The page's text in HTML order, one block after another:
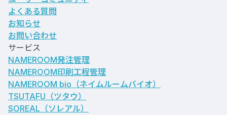
よくある質問
お知らせ
お問い合わせ
サービス
NAMEROOM発注管理
NAMEROOM印刷工程管理
NAMEROOM bio （ネイムルームバイオ）
TSUTAFU（ツタウ）
SOREAL（ソレアル）